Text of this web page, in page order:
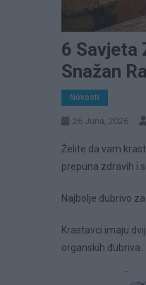
6 Savjeta
Snažan
Novosti
26 Juna, 2026
Želite da vam
prepuna zdravih i
Najbolje đubrivo
Krastavci imaju
organskih đubriva.